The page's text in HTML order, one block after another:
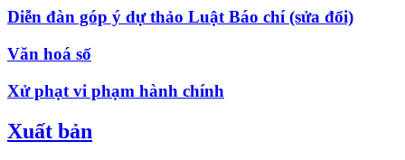
Diễn đàn góp ý dự thảo Luật Báo chí (sửa đổi)
Văn hoá số
Xử phạt vi phạm hành chính
Xuất bản